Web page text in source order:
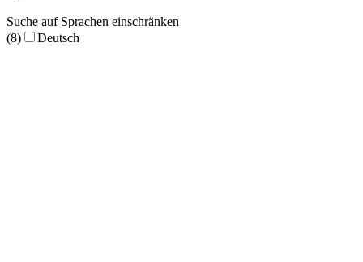
Suche auf Sprachen einschränken
(8)
Deutsch